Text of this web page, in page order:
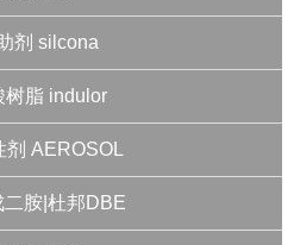
剂 silcona
树脂 indulor
AEROSOL
二胺|杜邦DBE